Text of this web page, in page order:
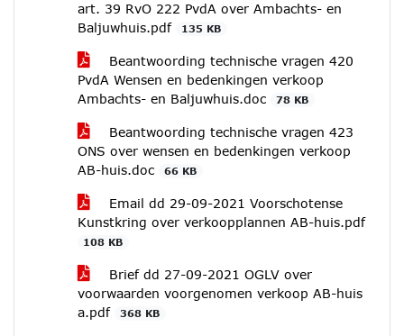
art. 39 RvO 222 PvdA over Ambachts- en
Baljuwhuis.pdf
135 KB
Beantwoording technische vragen 420
PvdA Wensen en bedenkingen verkoop
Ambachts- en Baljuwhuis.doc
78 KB
Beantwoording technische vragen 423
ONS over wensen en bedenkingen verkoop
AB-huis.doc
66 KB
Email dd 29-09-2021 Voorschotense
Kunstkring over verkoopplannen AB-huis.pdf
108 KB
Brief dd 27-09-2021 OGLV over
voorwaarden voorgenomen verkoop AB-huis
a.pdf
368 KB